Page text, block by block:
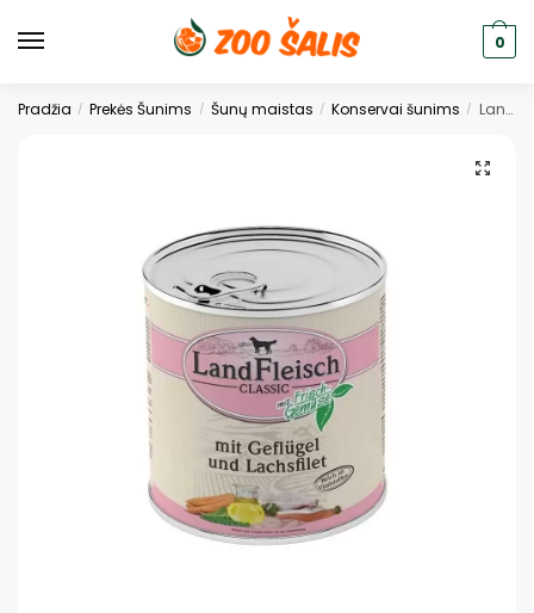
0
Pradžia / Prekės Šunims / Šunų maistas / Konservai šunims / LandFleisch konservuotas maistas šunims su paukštiena ir lašiša 800g.